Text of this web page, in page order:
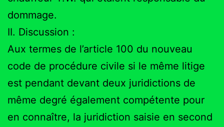
dommage.
II. Discussion :
Aux termes de l’article 100 du nouveau
code de procédure civile si le même litige
est pendant devant deux juridictions de
même degré également compétente pour
en connaître, la juridiction saisie en second